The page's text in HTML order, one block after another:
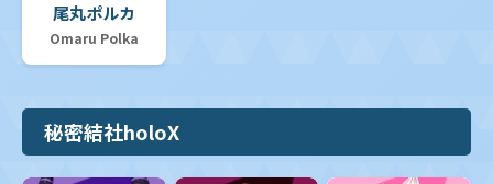
尾丸ポルカ
Omaru Polka
秘密結社holoX